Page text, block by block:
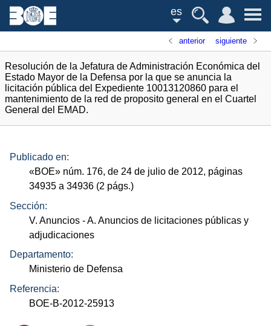
es
anterior siguiente
Resolución de la Jefatura de Administración Económica del
Estado Mayor de la Defensa por la que se anuncia la
licitación pública del Expediente 10013120860 para el
mantenimiento de la red de proposito general en el Cuartel
General del EMAD.
Publicado en:
«BOE» núm. 176, de 24 de julio de 2012, páginas
34935 a 34936 (2 págs.)
Sección:
V. Anuncios - A. Anuncios de licitaciones públicas y
adjudicaciones
Departamento:
Ministerio de Defensa
Referencia:
BOE-B-2012-25913